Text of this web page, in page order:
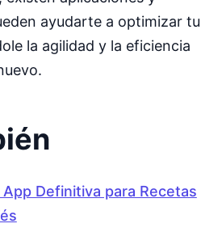
ayudarte a optimizar tu
la agilidad y la eficiencia
Definitiva para Recetas